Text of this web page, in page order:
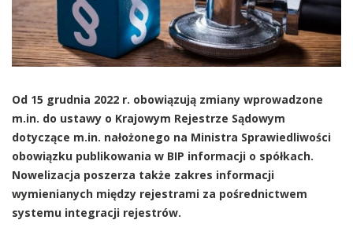
Od 15 grudnia 2022 r. obowiązują zmiany wprowadzone
m.in. do ustawy o Krajowym Rejestrze Sądowym
dotyczące m.in. nałożonego na Ministra Sprawiedliwości
obowiązku publikowania w BIP informacji o spółkach.
Nowelizacja poszerza także zakres informacji
wymienianych między rejestrami za pośrednictwem
systemu integracji rejestrów.